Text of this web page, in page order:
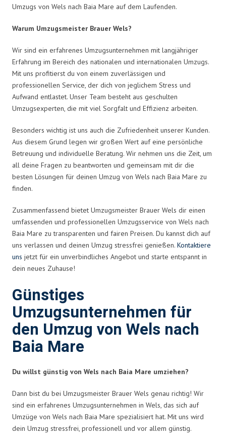
Umzugs von Wels nach Baia Mare auf dem Laufenden.
Warum Umzugsmeister Brauer Wels?
Wir sind ein erfahrenes Umzugsunternehmen mit langjähriger
Erfahrung im Bereich des nationalen und internationalen Umzugs.
Mit uns profitierst du von einem zuverlässigen und
professionellen Service, der dich von jeglichem Stress und
Aufwand entlastet. Unser Team besteht aus geschulten
Umzugsexperten, die mit viel Sorgfalt und Effizienz arbeiten.
Besonders wichtig ist uns auch die Zufriedenheit unserer Kunden.
Aus diesem Grund legen wir großen Wert auf eine persönliche
Betreuung und individuelle Beratung. Wir nehmen uns die Zeit, um
all deine Fragen zu beantworten und gemeinsam mit dir die
besten Lösungen für deinen Umzug von Wels nach Baia Mare zu
finden.
Zusammenfassend bietet Umzugsmeister Brauer Wels dir einen
umfassenden und professionellen Umzugsservice von Wels nach
Baia Mare zu transparenten und fairen Preisen. Du kannst dich auf
uns verlassen und deinen Umzug stressfrei genießen. Kontaktiere
uns jetzt für ein unverbindliches Angebot und starte entspannt in
dein neues Zuhause!
Günstiges
Umzugsunternehmen für
den Umzug von Wels nach
Baia Mare
Du willst günstig von Wels nach Baia Mare umziehen?
Dann bist du bei Umzugsmeister Brauer Wels genau richtig! Wir
sind ein erfahrenes Umzugsunternehmen in Wels, das sich auf
Umzüge von Wels nach Baia Mare spezialisiert hat. Mit uns wird
dein Umzug stressfrei, professionell und vor allem günstig.